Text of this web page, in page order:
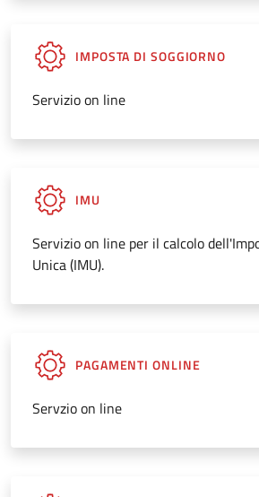
IMPOSTA DI SOGGIORNO
Servizio on line
IMU
Servizio on line per il calcolo
Unica (IMU).
PAGAMENTI ONLINE
Servzio on line